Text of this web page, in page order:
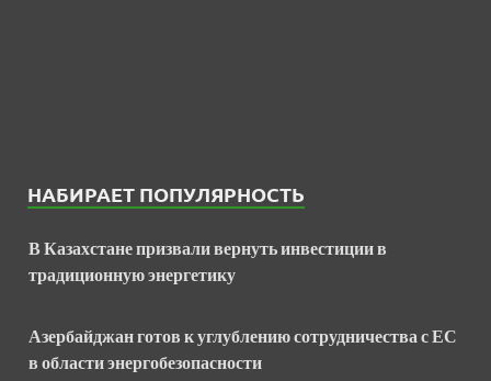
НАБИРАЕТ ПОПУЛЯРНОСТЬ
В Казахстане призвали вернуть инвестиции в
традиционную энергетику
Азербайджан готов к углублению сотрудничества с ЕС
в области энергобезопасности